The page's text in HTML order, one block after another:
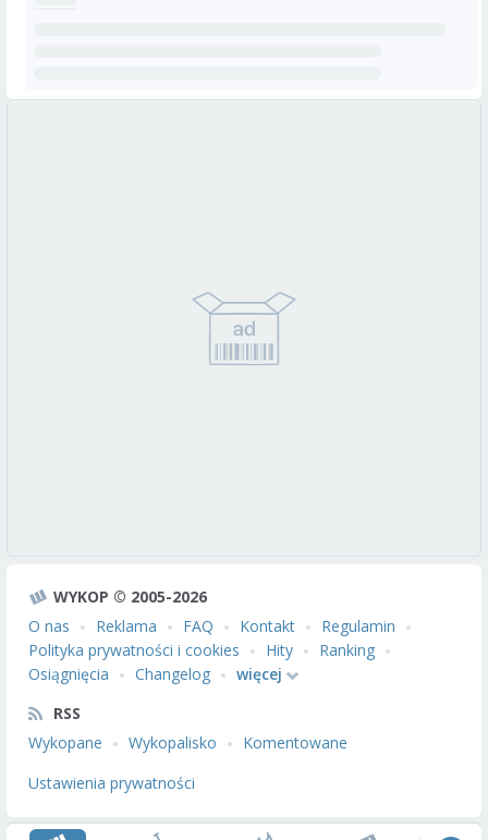
WYKOP © 2005-2026
O nas
Reklama FAQ Kontakt
Regulamin
Polityka prywatności i cookies
Hity
Ranking
Osiągnięcia
Changelog
więcej
RSS
Wykopane
Wykopalisko
Komentowane
Ustawienia prywatności